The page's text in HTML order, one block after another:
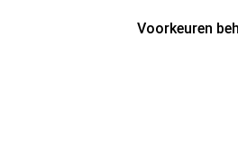
Voorkeuren